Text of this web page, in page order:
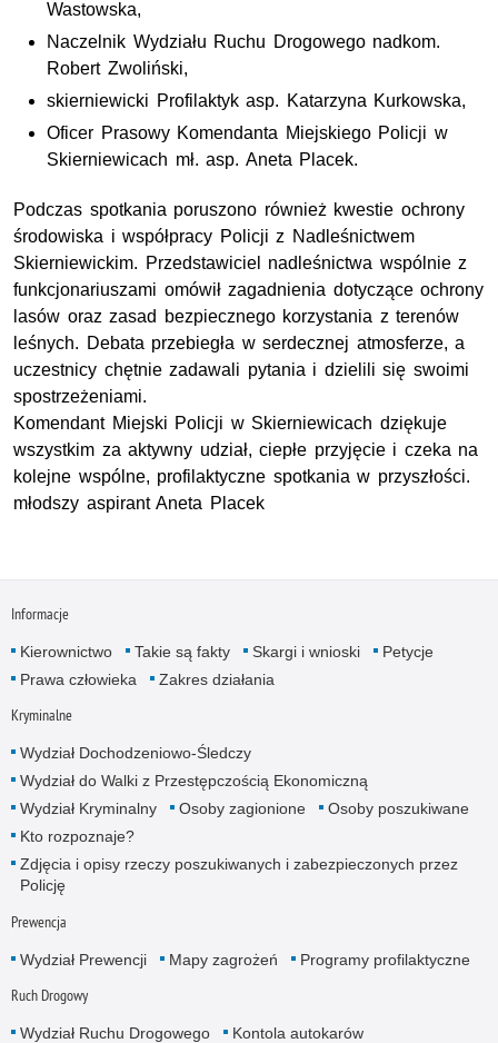
Wastowska,
Naczelnik Wydziału Ruchu Drogowego nadkom.
Robert Zwoliński,
skierniewicki Profilaktykasp. Katarzyna Kurkowska,
Oficer Prasowy Komendanta Miejskiego Policji w
Skierniewicach mł. asp. Aneta Placek.
Podczas spotkania poruszono również kwestie ochrony
środowiska i współpracy Policji z Nadleśnictwem
Skierniewickim. Przedstawiciel nadleśnictwa wspólnie z
funkcjonariuszami omówił zagadnienia dotyczące ochrony
lasów oraz zasad bezpiecznego korzystania z terenów
leśnych. Debata przebiegła w serdecznej atmosferze, a
uczestnicy chętnie zadawali pytania i dzielili się swoimi
spostrzeżeniami.
Komendant Miejski Policji w Skierniewicach dziękuje
wszystkim za aktywny udział, ciepłe przyjęcie i czeka na
kolejne wspólne, profilaktyczne spotkania w przyszłości.
młodszy aspirant Aneta Placek
Informacje
Kierownictwo Takie są fakty Skargi i wnioski
Petycje
Prawa człowieka
Zakres działania
Kryminalne
Wydział Dochodzeniowo-Śledczy
Wydział do Walki z Przestępczością Ekonomiczną
Wydział Kryminalny
Osoby zagionione
Osoby poszukiwane
Kto rozpoznaje?
Zdjęcia i opisy rzeczy poszukiwanych i zabezpieczonych przez
Policję
Prewencja
Wydział Prewencji Mapy zagrożeń Programy profilaktyczne
Ruch Drogowy
Wydział Ruchu Drogowego
Kontola autokarów